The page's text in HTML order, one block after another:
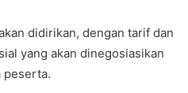
didirikan, dengan tarif dan
yang akan dinegosiasikan
peserta.